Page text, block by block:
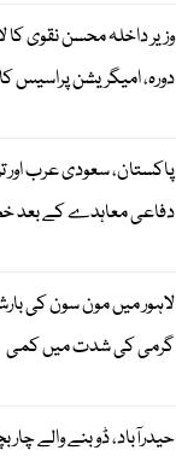
وزیر داخلہ محسن نقوی کا
دورہ، امیگریشن پراسیس کا
پاکستان، سعودی عرب اور
دفاعی معاہدے کے بعد
لاہور میں مون سون کی
گرمی کی شدت میں کمی
حیدرآباد، ڈوبنے والے